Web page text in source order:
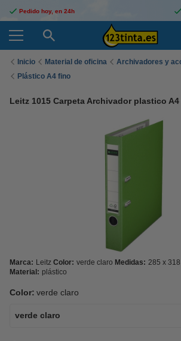
Pedido hoy, en 24h
Inicio Material de oficina
Archivadores y
Plástico A4 fino
Leitz 1015 Carpeta Archivador plastico
Marca: Leitz Color: verde claro Medidas: 285 x
Material: plástico
Color: verde claro
verde claro